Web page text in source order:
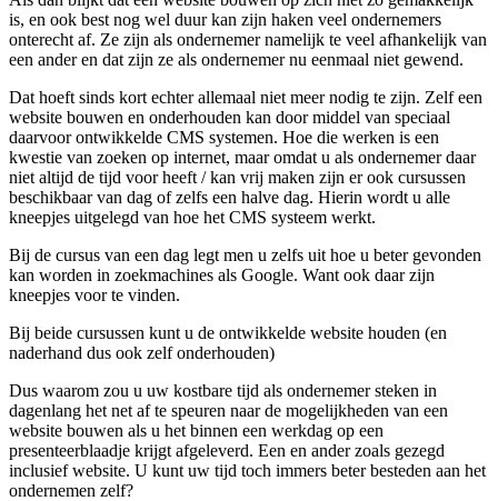
is, en ook best nog wel duur kan zijn haken veel ondernemers
onterecht af. Ze zijn als ondernemer namelijk te veel afhankelijk van
een ander en dat zijn ze als ondernemer nu eenmaal niet gewend.
Dat hoeft sinds kort echter allemaal niet meer nodig te zijn. Zelf een
website bouwen en onderhouden kan door middel van speciaal
daarvoor ontwikkelde CMS systemen. Hoe die werken is een
kwestie van zoeken op internet, maar omdat u als ondernemer daar
niet altijd de tijd voor heeft / kan vrij maken zijn er ook cursussen
beschikbaar van dag of zelfs een halve dag. Hierin wordt u alle
kneepjes uitgelegd van hoe het CMS systeem werkt.
Bij de cursus van een dag legt men u zelfs uit hoe u beter gevonden
kan worden in zoekmachines als Google. Want ook daar zijn
kneepjes voor te vinden.
Bij beide cursussen kunt u de ontwikkelde website houden (en
naderhand dus ook zelf onderhouden)
Dus waarom zou u uw kostbare tijd als ondernemer steken in
dagenlang het net af te speuren naar de mogelijkheden van een
website bouwen als u het binnen een werkdag op een
presenteerblaadje krijgt afgeleverd. Een en ander zoals gezegd
inclusief website. U kunt uw tijd toch immers beter besteden aan het
ondernemen zelf?